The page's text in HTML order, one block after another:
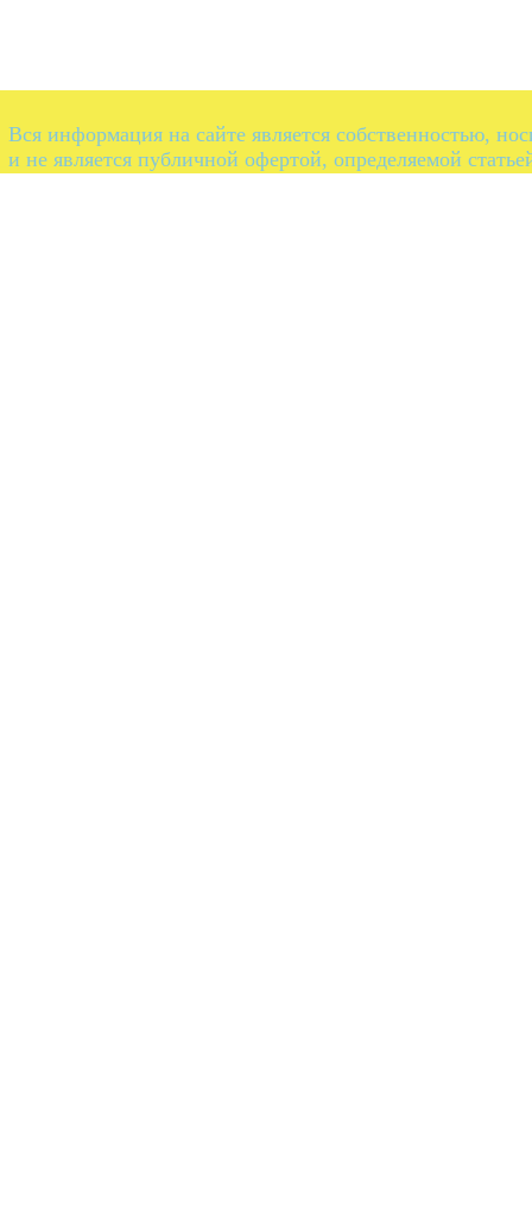
Вся информация на сайте является собственностью,
и не является публичной офертой, определяемой